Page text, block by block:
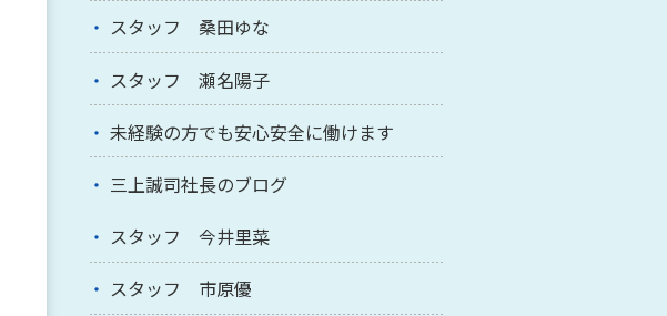
スタッフ 桑田ゆな
スタッフ 瀬名陽子
未経験の方でも安心安全に働けます
三上誠司社長のブログ
スタッフ 今井里菜
スタッフ 市原優